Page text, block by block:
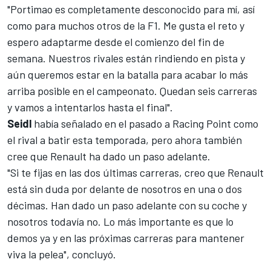
"Portimao es completamente desconocido para mí, así
como para muchos otros de la F1. Me gusta el reto y
espero adaptarme desde el comienzo del fin de
semana. Nuestros rivales están rindiendo en pista y
aún queremos estar en la batalla para acabar lo más
arriba posible en el campeonato. Quedan seis carreras
y vamos a intentarlos hasta el final".
Seidl había señalado en el pasado a Racing Point como
el rival a batir esta temporada, pero ahora también
cree que Renault ha dado un paso adelante.
"Si te fijas en las dos últimas carreras, creo que Renault
está sin duda por delante de nosotros en una o dos
décimas. Han dado un paso adelante con su coche y
nosotros todavía no. Lo más importante es que lo
demos ya y en las próximas carreras para mantener
viva la pelea", concluyó.